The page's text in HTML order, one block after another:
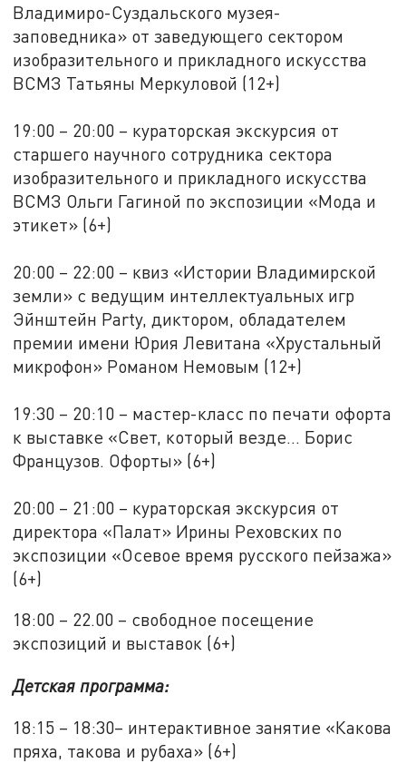
Владимиро-Суздальского музея-
заповедника» от заведующего сектором
изобразительного и прикладного искусства
ВСМЗ Татьяны Меркуловой (12+)
19:00 – 20:00 – кураторская экскурсия от
старшего научного сотрудника сектора
изобразительного и прикладного искусства
ВСМЗ Ольги Гагиной по экспозиции «Мода и
этикет» (6+)
20:00 – 22:00 – квиз «Истории Владимирской
земли» с ведущим интеллектуальных игр
Эйнштейн Party, диктором, обладателем
премии имени Юрия Левитана «Хрустальный
микрофон» Романом Немовым (12+)
19:30 – 20:10 – мастер-класс по печати офорта
к выставке «Свет, который везде... Борис
Французов. Офорты» (6+)
20:00 – 21:00 – кураторская экскурсия от
директора «Палат» Ирины Реховских по
экспозиции «Осевое время русского пейзажа»
(6+)
18:00 – 22.00 – свободное посещение
экспозиций и выставок (6+)
Детская программа:
18:15 – 18:30– интерактивное занятие «Какова
пряха, такова и рубаха» (6+)